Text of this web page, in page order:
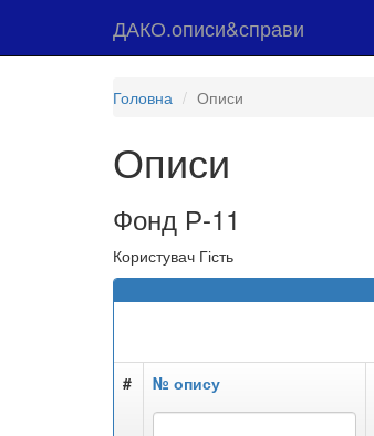
ДАКО.описи&справи
Головна Описи
Описи
Фонд Р-11
Користувач Гість
# № опису